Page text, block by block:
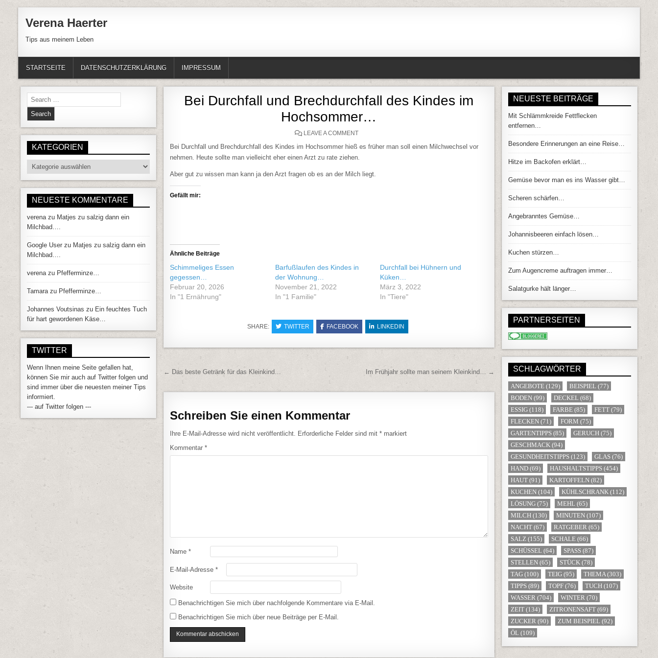
Verena Haerter
Tips aus meinem Leben
STARTSEITE DATENSCHUTZERKLÄRUNG IMPRESSUM
Bei Durchfall und Brechdurchfall des Kindes im
Hochsommer…
LEAVE A COMMENTON BEI DURCHFALL UND BRECHDURCHFALL DES KINDES IM HOCHSOMMER…
Bei Durchfall und Brechdurchfall des Kindes im Hochsommer hieß es früher man soll einen Milchwechsel vor
nehmen. Heute sollte man vielleicht eher einen Arzt zu rate ziehen.
Aber gut zu wissen man kann ja den Arzt fragen ob es an der Milch liegt.
Gefällt mir:
Ähnliche Beiträge
Schimmeliges Essen
gegessen…
Februar 20, 2026
In "1 Ernährung"
Barfußlaufen des Kindes in
der Wohnung…
November 21, 2022
In "1 Familie"
Durchfall bei Hühnern und
Küken…
März 3, 2022
In "Tiere"
SHARE: TWITTER FACEBOOK LINKEDIN
Beitragsnavigation Im Frühjahr sollte man seinem Kleinkind… →
← Das beste Getränk für das Kleinkind…
Schreiben Sie einen Kommentar
Ihre E-Mail-Adresse wird nicht veröffentlicht. Erforderliche Felder sind mit* markiert
Kommentar*
Name*
E-Mail-Adresse*
Website
Benachrichtigen Sie mich über nachfolgende Kommentare via E-Mail.
Benachrichtigen Sie mich über neue Beiträge per E-Mail.
Search for:
KATEGORIEN
Kategorien
NEUESTE KOMMENTARE
verenazu Matjes zu salzig dann ein
Milchbad….
Google User zu Matjes zu salzig dann ein
Milchbad….
verenazu Pfefferminze…
Tamarazu Pfefferminze…
Johannes Voutsinas zu Ein feuchtes Tuch
für hart gewordenen Käse…
TWITTER
Wenn Ihnen meine Seite gefallen hat,
können Sie mir auch auf Twitter folgen und
sind immer über die neuesten meiner Tips
informiert.
--- auf Twitter folgen ---
NEUESTE BEITRÄGE
Mit Schlämmkreide Fettflecken
entfernen…
Besondere Erinnerungen an eine Reise…
Hitze im Backofen erklärt…
Gemüse bevor man es ins Wasser gibt…
Scheren schärfen…
Angebranntes Gemüse…
Johannisbeeren einfach lösen…
Kuchen stürzen…
Zum Augencreme auftragen immer…
Salatgurke hält länger…
PARTNERSEITEN
SCHLAGWÖRTER
ANGEBOTE(129) BEISPIEL (77)
BODEN(99) DECKEL (68)
ESSIG(118) FARBE(85) FETT(79)
FLECKEN(71) FORM (75)
GARTENTIPPS(85) GERUCH(75)
GESCHMACK(94)
GESUNDHEITSTIPPS(123) GLAS(76)
HAND(69) HAUSHALTSTIPPS(454)
HAUT(91) KARTOFFELN(82)
KUCHEN(104) KÜHLSCHRANK(112)
LÖSUNG(75) MEHL (65)
MILCH(130) MINUTEN(107)
NACHT(67) RATGEBER(65)
SALZ (155) SCHALE(66)
SCHÜSSEL (64) SPASS(87)
STELLEN(65) STÜCK(78)
TAG(100) TEIG(95) THEMA(303)
TIPPS(89) TOPF(76) TUCH(107)
WASSER(704) WINTER(70)
ZEIT(134) ZITRONENSAFT(69)
ZUCKER(90) ZUM BEISPIEL (92)
ÖL (109)